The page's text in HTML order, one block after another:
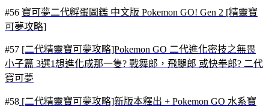
#56 寶可夢二代孵蛋圖鑑 中文版 Pokemon GO! Gen 2 [精靈寶
可夢攻略]
#57 [二代精靈寶可夢攻略]Pokemon GO 二代進化密技之無畏
小子篇 3選1想進化成那一隻? 戰舞郎，飛腿郎 或快拳郎? 二代
寶可夢
#58 [二代精靈寶可夢攻略]新版本釋出 + Pokemon GO 水系寶